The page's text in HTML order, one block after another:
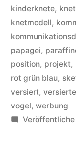
kinderknete,
knetmodell,
papagei,
position, projekt,
rot grün blau,
versiert,
vogel, werbung
Veröffentliche